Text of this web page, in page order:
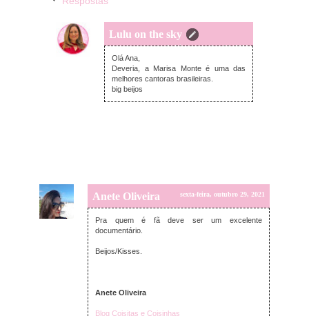
Lulu on the sky
segunda-feira, novembro 01, 2021
Olá Ana,
Deveria, a Marisa Monte é uma das
melhores cantoras brasileiras.
big beijos
Anete Oliveira sexta-feira, outubro 29, 2021
Pra quem é fã deve ser um excelente
documentário.
Beijos/Kisses.
Anete Oliveira
Blog Coisitas e Coisinhas